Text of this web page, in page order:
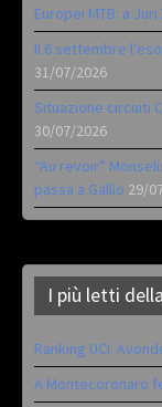
Europei MTB: a
Il 6 settembre
31/07/2026
Situazione circuiti
30/07/2026
“Au revoir”
passa a Gallio 29/
I più letti
Ranking UCI:
A Montecoronaro